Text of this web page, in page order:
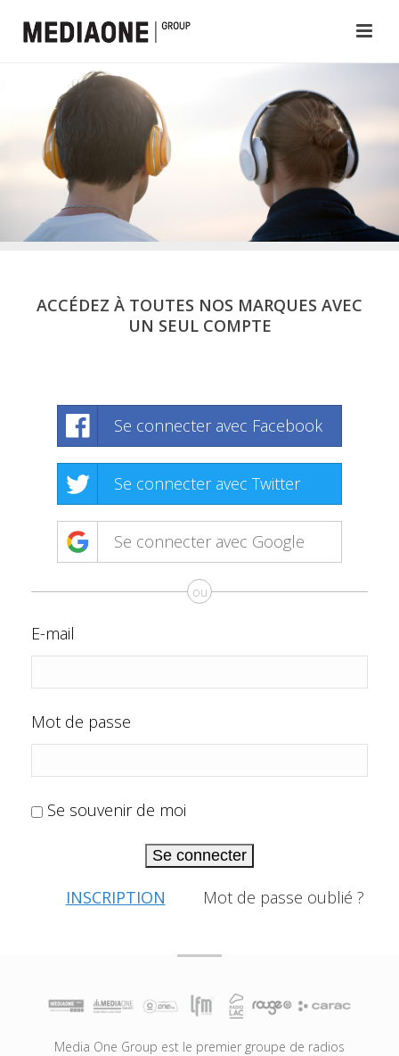
ACCÉDEZ À TOUTES NOS MARQUES AVEC
UN SEUL COMPTE
Se connecter avec Facebook
Se connecter avec Twitter
Se connecter avec Google
ou
E-mail
Mot de passe
Se souvenir de moi
Se connecter
INSCRIPTION Mot de passe oublié ?
Media One Group est le premier groupe de radios